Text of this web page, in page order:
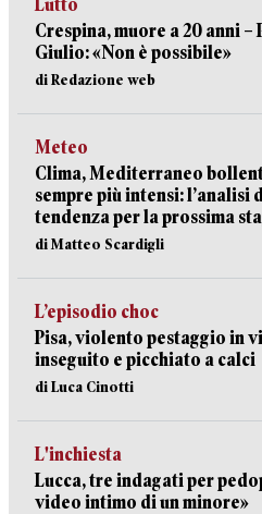
Lutto
Crespina, muore a 20 anni –
Giulio: «Non è possibile»
di Redazione web
Meteo
Clima, Mediterraneo
sempre più intensi: l’analisi
tendenza per la prossima
di Matteo Scardigli
L’episodio choc
Pisa, violento pestaggio in
inseguito e picchiato a calci
di Luca Cinotti
L'inchiesta
Lucca, tre indagati per
video intimo di un minore»